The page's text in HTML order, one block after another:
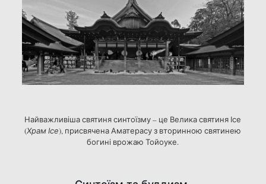
Найважливіша святиня синтоїзму – це Велика святиня Ісе
(Храм Ісе), присвячена Аматерасу з вторинною святинею
богині врожаю Тойоуке.